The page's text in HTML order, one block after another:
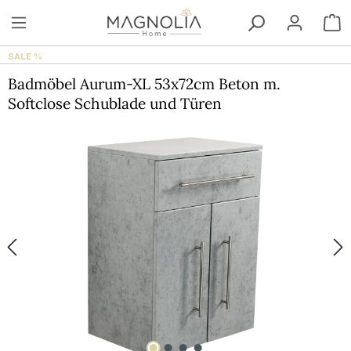
Zum Hauptinhalt springen
SALE %
Badmöbel Aurum-XL 53x72cm Beton m.
Softclose Schublade und Türen